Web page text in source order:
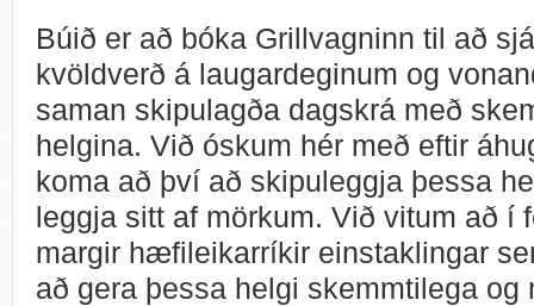
Búið er að bóka Grillvagninn til að
kvöldverð á laugardeginum og
saman skipulagða dagskrá með
helgina. Við óskum hér með eftir
koma að því að skipuleggja þessa
leggja sitt af mörkum. Við vitum að í
margir hæfileikarríkir einstaklingar
að gera þessa helgi skemmtilega